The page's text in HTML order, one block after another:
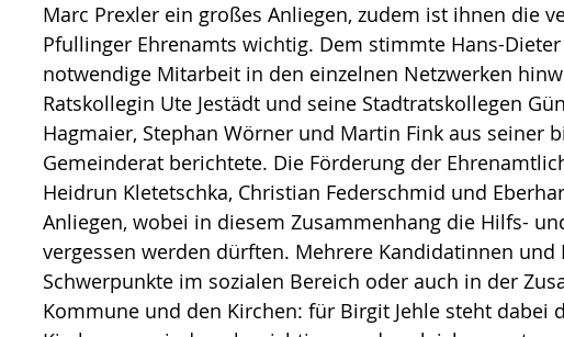
Marc Prexler ein großes Anliegen, zudem ist ihnen die
Pfullinger Ehrenamts wichtig. Dem stimmte Hans-
notwendige Mitarbeit in den einzelnen Netzwerken
Ratskollegin Ute Jestädt und seine Stadtratskollegen
Hagmaier, Stephan Wörner und Martin Fink aus seiner
Gemeinderat berichtete. Die Förderung der
Heidrun Kletetschka, Christian Federschmid und
Anliegen, wobei in diesem Zusammenhang die Hilfs-
vergessen werden dürften. Mehrere Kandidatinnen und
Schwerpunkte im sozialen Bereich oder auch in der
Kommune und den Kirchen: für Birgit Jehle steht dabei